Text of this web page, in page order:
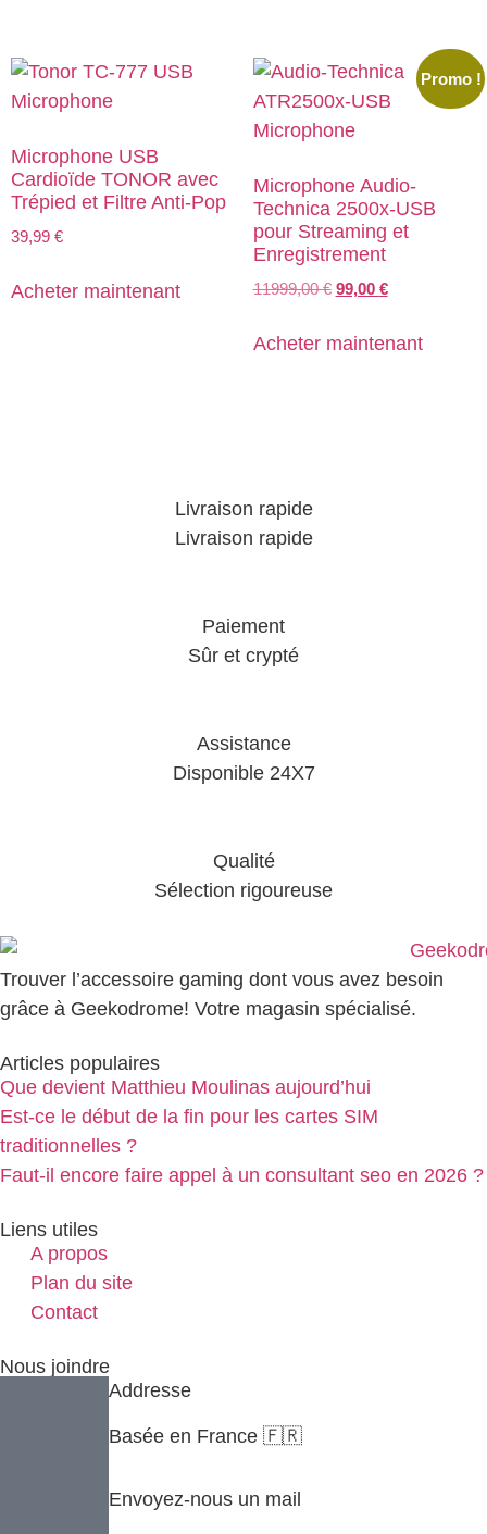
Microphone USB
Cardioïde TONOR avec
Trépied et Filtre Anti-Pop
39,99 €
Acheter maintenant
Promo !
Microphone Audio-
Technica 2500x-USB
pour Streaming et
Enregistrement
11999,00€ 99,00 €
Acheter maintenant
Livraison rapide
Livraison rapide
Paiement
Sûr et crypté
Assistance
Disponible 24X7
Qualité
Sélection rigoureuse
Trouver l’accessoire gaming dont vous avez besoin
grâce à Geekodrome! Votre magasin spécialisé.
Articles populaires
Que devient Matthieu Moulinas aujourd’hui
Est-ce le début de la fin pour les cartes SIM
traditionnelles ?
Faut-il encore faire appel à un consultant seo en 2026 ?
Liens utiles
A propos
Plan du site
Contact
Nous joindre
Addresse
Basée en France 🇫🇷
Envoyez-nous un mail